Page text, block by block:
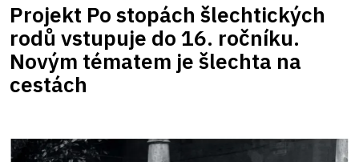
Projekt Po stopách šlechtických
rodů vstupuje do 16. ročníku.
Novým tématem je šlechta na
cestách